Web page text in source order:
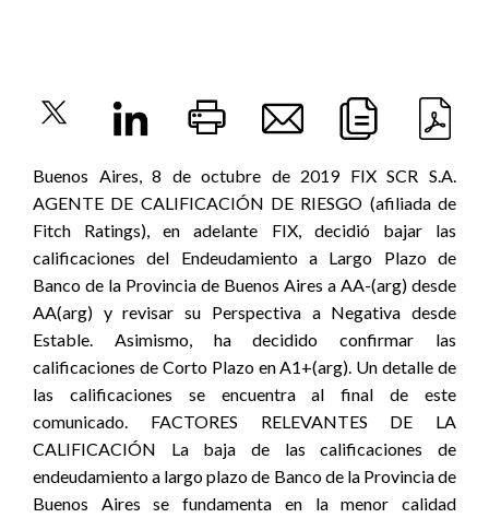
Buenos Aires, 8 de octubre de 2019 FIX SCR S.A.
AGENTE DE CALIFICACIÓN DE RIESGO (afiliada de
Fitch Ratings), en adelante FIX, decidió bajar las
calificaciones del Endeudamiento a Largo Plazo de
Banco de la Provincia de Buenos Aires a AA-(arg) desde
AA(arg) y revisar su Perspectiva a Negativa desde
Estable. Asimismo, ha decidido confirmar las
calificaciones de Corto Plazo en A1+(arg). Un detalle de
las calificaciones se encuentra al final de este
comunicado. FACTORES RELEVANTES DE LA
CALIFICACIÓN La baja de las calificaciones de
endeudamiento a largo plazo de Banco de la Provincia de
Buenos Aires se fundamenta en la menor calidad